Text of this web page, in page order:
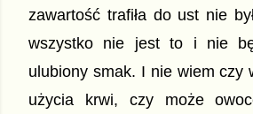
zawartość trafiła do ust nie
wszystko nie jest to i nie
ulubiony smak. I nie wiem czy
użycia krwi, czy może